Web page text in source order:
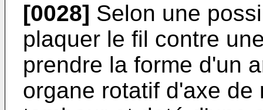
[0028] Selon une
plaquer le fil contre
prendre la forme d'un
organe rotatif d'axe